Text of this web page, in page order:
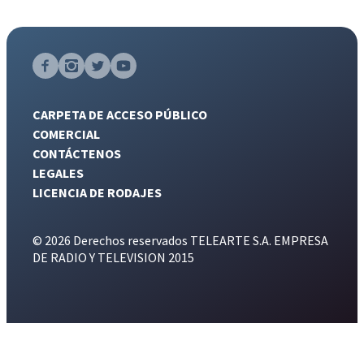
CARPETA DE ACCESO PÚBLICO
COMERCIAL
CONTÁCTENOS
LEGALES
LICENCIA DE RODAJES
© 2026 Derechos reservados TELEARTE S.A. EMPRESA
DE RADIO Y TELEVISION 2015